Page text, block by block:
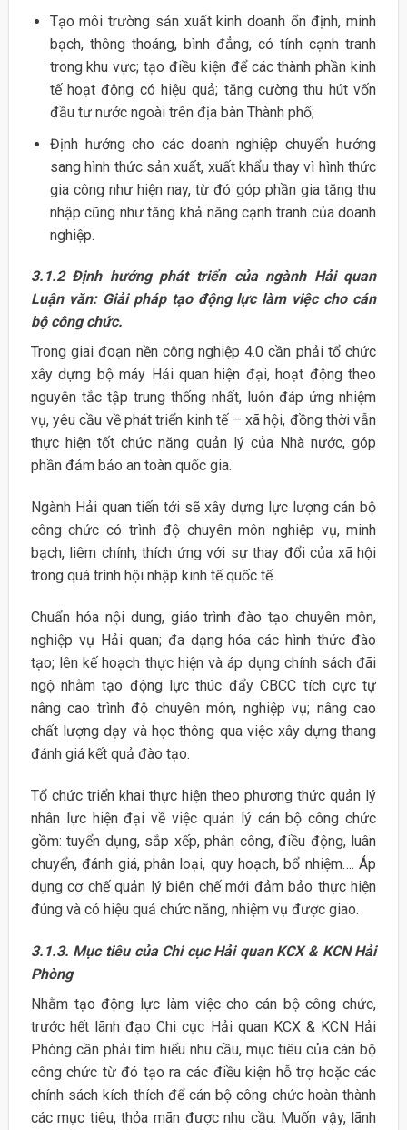
Tạo môi trường sản xuất kinh doanh ổn định, minh
bạch, thông thoáng, bình đẳng, có tính cạnh tranh
trong khu vực; tạo điều kiện để các thành phần kinh
tế hoạt động có hiệu quả; tăng cường thu hút vốn
đầu tư nước ngoài trên địa bàn Thành phố;
Định hướng cho các doanh nghiệp chuyển hướng
sang hình thức sản xuất, xuất khẩu thay vì hình thức
gia công như hiện nay, từ đó góp phần gia tăng thu
nhập cũng như tăng khả năng cạnh tranh của doanh
nghiệp.
3.1.2 Định hướng phát triển của ngành Hải quan
Luận văn: Giải pháp tạo động lực làm việc cho cán
bộ công chức.
Trong giai đoạn nền công nghiệp 4.0 cần phải tổ chức
xây dựng bộ máy Hải quan hiện đại, hoạt động theo
nguyên tắc tập trung thống nhất, luôn đáp ứng nhiệm
vụ, yêu cầu về phát triển kinh tế – xã hội, đồng thời vẫn
thực hiện tốt chức năng quản lý của Nhà nước, góp
phần đảm bảo an toàn quốc gia.
Ngành Hải quan tiến tới sẽ xây dựng lực lượng cán bộ
công chức có trình độ chuyên môn nghiệp vụ, minh
bạch, liêm chính, thích ứng với sự thay đổi của xã hội
trong quá trình hội nhập kinh tế quốc tế.
Chuẩn hóa nội dung, giáo trình đào tạo chuyên môn,
nghiệp vụ Hải quan; đa dạng hóa các hình thức đào
tạo; lên kế hoạch thực hiện và áp dụng chính sách đãi
ngộ nhằm tạo động lực thúc đẩy CBCC tích cực tự
nâng cao trình độ chuyên môn, nghiệp vụ; nâng cao
chất lượng dạy và học thông qua việc xây dựng thang
đánh giá kết quả đào tạo.
Tổ chức triển khai thực hiện theo phương thức quản lý
nhân lực hiện đại về việc quản lý cán bộ công chức
gồm: tuyển dụng, sắp xếp, phân công, điều động, luân
chuyển, đánh giá, phân loại, quy hoạch, bổ nhiệm…. Áp
dụng cơ chế quản lý biên chế mới đảm bảo thực hiện
đúng và có hiệu quả chức năng, nhiệm vụ được giao.
3.1.3. Mục tiêu của Chi cục Hải quan KCX & KCN Hải
Phòng
Nhằm tạo động lực làm việc cho cán bộ công chức,
trước hết lãnh đạo Chi cục Hải quan KCX & KCN Hải
Phòng cần phải tìm hiểu nhu cầu, mục tiêu của cán bộ
công chức từ đó tạo ra các điều kiện hỗ trợ hoặc các
chính sách kích thích để cán bộ công chức hoàn thành
các mục tiêu, thỏa mãn được nhu cầu. Muốn vậy, lãnh